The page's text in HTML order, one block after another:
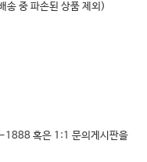
중 파손된 상품 제외)
혹은 1:1 문의게시판을